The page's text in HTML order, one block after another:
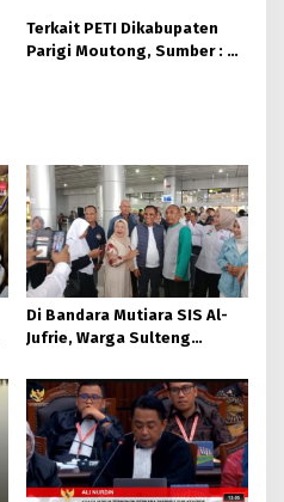
Terkait PETI Dikabupaten
Parigi Moutong, Sumber : Di
Di Bandara Mutiara SIS Al-
Jufrie, Warga Sulteng
Kedatangan Gubernur Baru
Sulteng